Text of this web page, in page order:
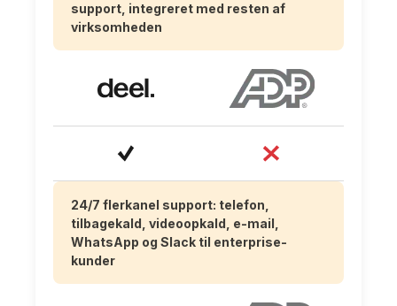
support, integreret med resten af
virksomheden
24/7 flerkanel support: telefon,
tilbagekald, videoopkald, e-mail,
WhatsApp og Slack til enterprise-
kunder